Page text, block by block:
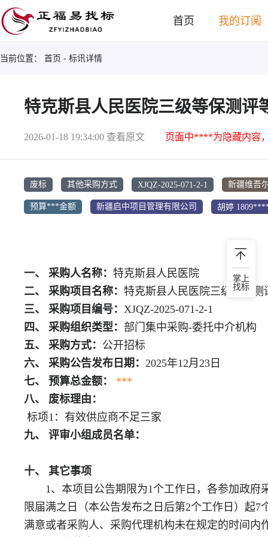
首页 我的订阅
当前位置： 首页 - 标讯详情
特克斯县人民医院三级等保测评
2026-01-18 19:34:00 查看原文 页面中****为隐藏内容
废标 其他采购方式 XJQZ-2025-071-2-1 新疆维吾
预算***金额 新疆启中项目管理有限公司 胡婷
一、 采购人名称： 特克斯县人民医院
二、 采购项目名称： 特克斯县人民医院三级等保
三、 采购项目编号： XJQZ-2025-071-2-1
四、 采购组织类型： 部门集中采购-委托中介机构
五、 采购方式： 公开招标
六、 采购公告发布日期： 2025年12月23日
七、 预算总金额：
***
八、 废标理由：
标项1：有效供应商不足三家
九、 评审小组成员名单：
十、 其它事项
1、本项目公告期限为1个工作日，各参加政
限届满之日（本公告发布之日后第2个工作日）起
满意或者采购人、采购代理机构未在规定的时间
掌上
找标